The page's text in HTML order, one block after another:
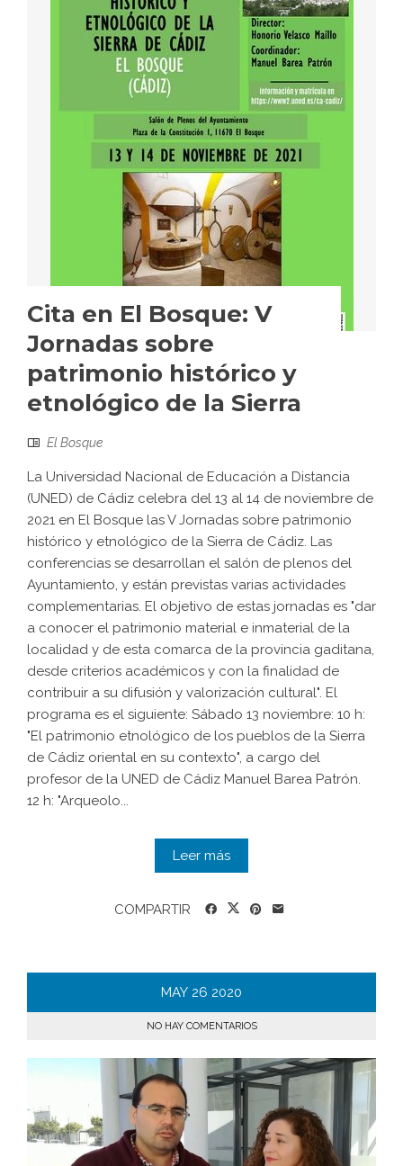
Cita en El Bosque: V
Jornadas sobre
patrimonio histórico y
etnológico de la Sierra
El Bosque
La Universidad Nacional de Educación a Distancia
(UNED) de Cádiz celebra del 13 al 14 de noviembre de
2021 en El Bosque las V Jornadas sobre patrimonio
histórico y etnológico de la Sierra de Cádiz. Las
conferencias se desarrollan el salón de plenos del
Ayuntamiento, y están previstas varias actividades
complementarias. El objetivo de estas jornadas es "dar
a conocer el patrimonio material e inmaterial de la
localidad y de esta comarca de la provincia gaditana,
desde criterios académicos y con la finalidad de
contribuir a su difusión y valorización cultural". El
programa es el siguiente: Sábado 13 noviembre: 10 h:
"El patrimonio etnológico de los pueblos de la Sierra
de Cádiz oriental en su contexto", a cargo del
profesor de la UNED de Cádiz Manuel Barea Patrón.
12 h: "Arqueolo...
Leer más
COMPARTIR
MAY 26 2020
NO HAY COMENTARIOS